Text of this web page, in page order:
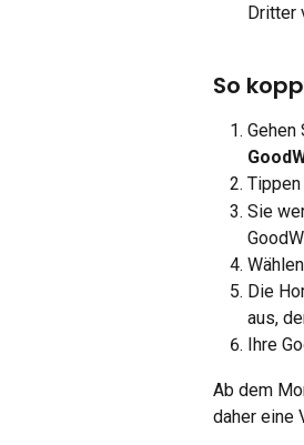
Dritter
So
Gehen
Sie
Die
aus,
Ihre
Ab dem
daher eine